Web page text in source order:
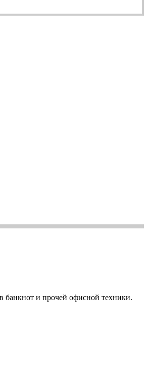
банкнот и прочей офисной техники.